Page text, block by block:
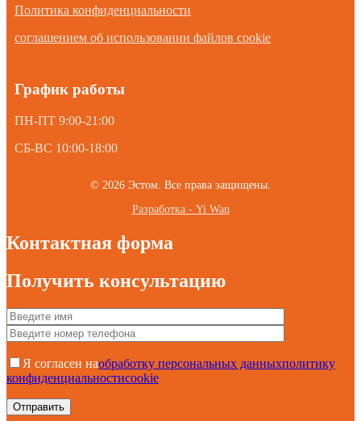
Политика конфиденциальности
соглашением об использовании файлов cookie
График работы
ПН-ПТ 9:00-21:00
СБ-ВС 10:00-18:00
© 2026 Эстом. Все права защищены.
Разработка - Yi Wan
Контактная форма
Получить консультацию
Я согласен наобработку персональных данныхполитику
конфиденциальностиcookie